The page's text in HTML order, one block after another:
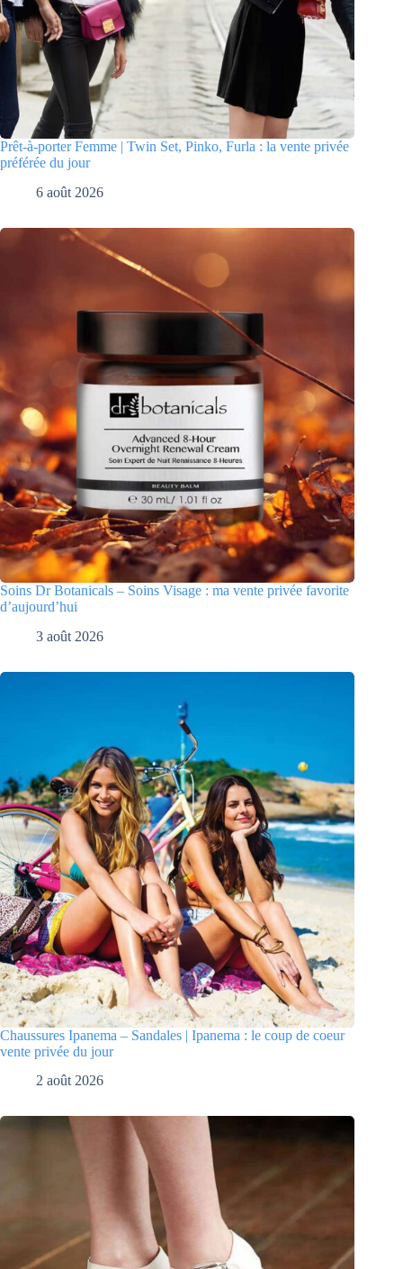
Prêt-à-porter Femme | Twin Set, Pinko, Furla : la vente privée
préférée du jour
6 août 2026
Soins Dr Botanicals – Soins Visage : ma vente privée favorite
d’aujourd’hui
3 août 2026
Chaussures Ipanema – Sandales | Ipanema : le coup de coeur
vente privée du jour
2 août 2026